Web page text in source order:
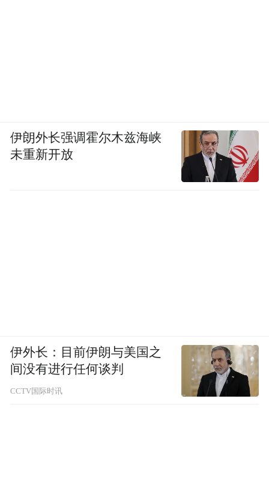
伊朗外长强调霍尔木兹海峡
未重新开放
伊外长：目前伊朗与美国之
间没有进行任何谈判
CCTV国际时讯